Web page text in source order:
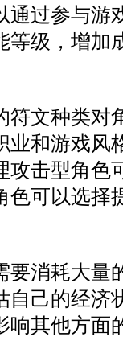
通过参与游
等级，增加
符文种类对
业和游戏风
攻击型角色
色可以选择
要消耗大量
自己的经济
响其他方面